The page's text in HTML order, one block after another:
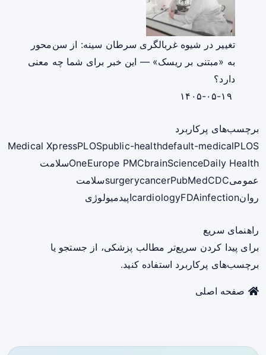
تغییر در شیوه غربالگری سرطان سینه: از سن‌محور
به «مبتنی بر ریسک» — این خبر برای شما چه معنی
دارد؟
برچسب‌های پرکاربرد
Medical XpressPLOSpublic-healthdefault-medicalPLOS
OneEurope PMCbrainScienceDaily Health
سلامت
عمومی
surgerycancerPubMedCDC
سلامت
روان
cardiologyFDAinfection اپیدمیولوژی
راهنمای سریع
برای پیدا کردن سریع‌تر مطالب پزشکی، از جستجو یا
برچسب‌های پرکاربرد استفاده کنید.
صفحه اصلی